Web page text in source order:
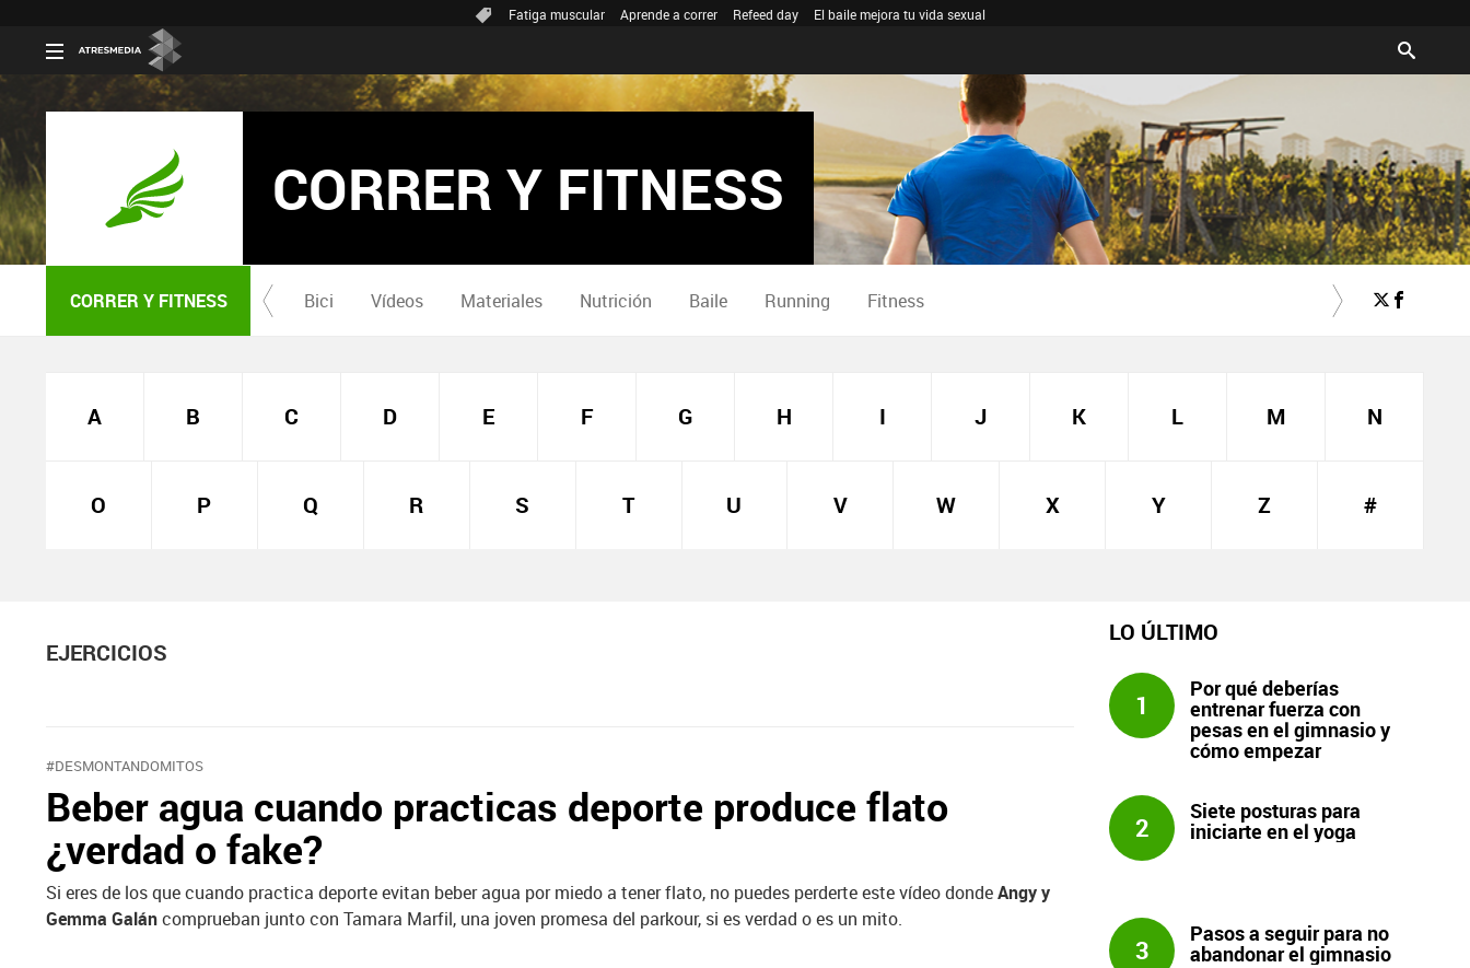
Fatiga muscular Aprende a correr Refeed day El baile mejora tu vida sexual
CORRER Y FITNESS
CORRER Y FITNESS Bici Vídeos Materiales Nutrición Baile Running Fitness
A B C D E F G H I J K L M N
O P Q R S T U V W X Y Z #
EJERCICIOS
#DESMONTANDOMITOS
Beber agua cuando practicas deporte produce flato
¿verdad o fake?
Si eres de los que cuando practica deporte evitan beber agua por miedo a tener flato, no puedes perderte este vídeo dondeAngy y
Gemma Galáncomprueban junto con Tamara Marfil, una joven promesa del parkour, si es verdad o es un mito.
LO ÚLTIMO
1
Por qué deberías
entrenar fuerza con
pesas en el gimnasio y
cómo empezar
2
Siete posturas para
iniciarte en el yoga
3
Pasos a seguir para no
abandonar el gimnasio